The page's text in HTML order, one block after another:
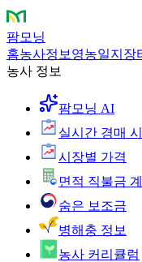
팜모닝
홈농사정보 영농일지 장
농사 정보
팜모닝 AI
실시간 경매 시
시장별 가격
면적 직불금 계
숨은 보조금
병해충 정보
농사 커리큘럼